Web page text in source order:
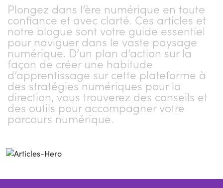
Plongez dans l’ère numérique en toute
confiance et avec clarté. Ces articles et
notre blogue sont votre guide essentiel
pour naviguer dans le vaste paysage
numérique. D’un plan d’action sur la
façon de créer une habitude
d’apprentissage sur cette plateforme à
des stratégies numériques pour la
direction, vous trouverez des conseils et
des outils pour accompagner votre
parcours numérique.